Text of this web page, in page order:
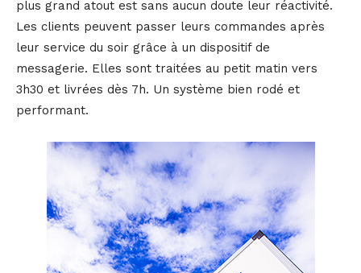
plus grand atout est sans aucun doute leur réactivité.
Les clients peuvent passer leurs commandes après
leur service du soir grâce à un dispositif de
messagerie. Elles sont traitées au petit matin vers
3h30 et livrées dès 7h. Un système bien rodé et
performant.